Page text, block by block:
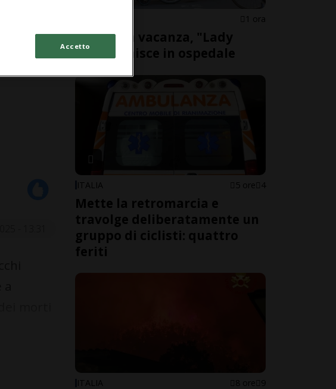
1 ora
Malore in vacanza, "Lady
Gucci" finisce in ospedale
ITALIA 5 ore 4
Mette la retromarcia e
travolge deliberatamente un
gruppo di ciclisti: quattro
feriti
ITALIA 8 ore 9
Accetto